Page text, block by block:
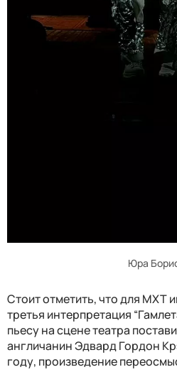
Юра
Стоит отметить, что для МХТ
третья интерпретация
пьесу на сцене театра
англичанин Эдвард Гордон
году, произведение